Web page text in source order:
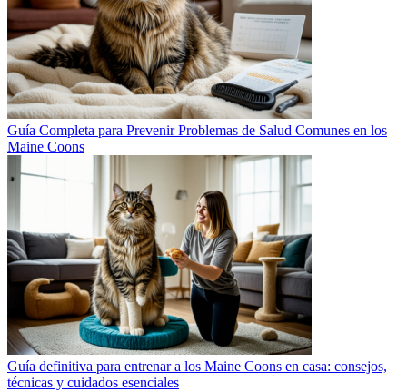
Guía Completa para Prevenir Problemas de Salud Comunes en los
Maine Coons
Guía definitiva para entrenar a los Maine Coons en casa: consejos,
técnicas y cuidados esenciales